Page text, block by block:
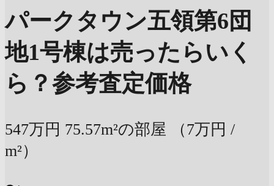
パークタウン五領第6団
地1号棟は売ったらいく
ら？参考査定価格
547万円 75.57m²の部屋
（7万円 /
m²）